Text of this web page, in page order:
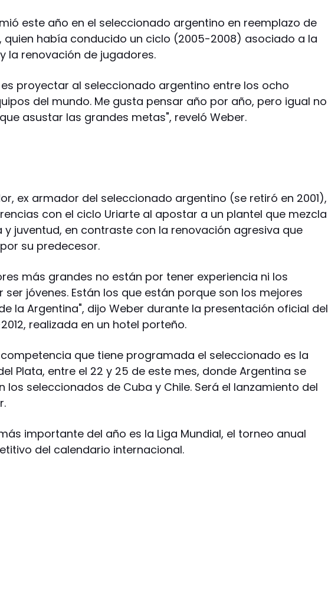
este año en el seleccionado argentino en reemplazo de
quien había conducido un ciclo (2005-2008) asociado a la
la renovación de jugadores.
es proyectar al seleccionado argentino entre los ocho
del mundo. Me gusta pensar año por año, pero igual no
asustar las grandes metas", reveló Weber.
ex armador del seleccionado argentino (se retiró en 2001),
con el ciclo Uriarte al apostar a un plantel que mezcla
y juventud, en contraste con la renovación agresiva que
su predecesor.
más grandes no están por tener experiencia ni los
ser jóvenes. Están los que están porque son los mejores
la Argentina", dijo Weber durante la presentación oficial del
realizada en un hotel porteño.
que tiene programada el seleccionado es la
Plata, entre el 22 y 25 de este mes, donde Argentina se
los seleccionados de Cuba y Chile. Será el lanzamiento del
importante del año es la Liga Mundial, el torneo anual
del calendario internacional.